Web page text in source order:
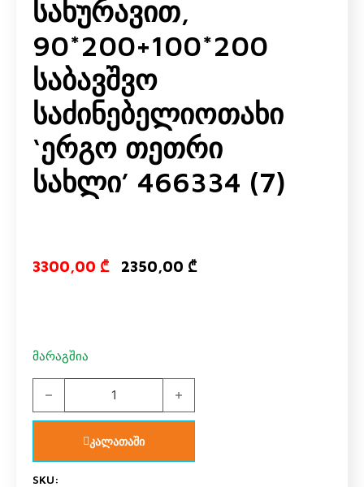
Სახურავით,
90*200+100*200
Საბავშვო
Საძინებელიოთახი
‘ერგო Თეთრი
Სახლი’ 466334 (7)
3300,00 ₾ Original
2350,00 ₾Current
მარაგშია
საწოლი ორსართულიანი სახურავით,
კალათაში
SKU: